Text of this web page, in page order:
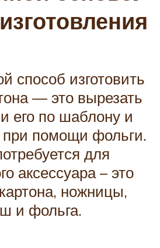
способ изготовить
— это вырезать
его по шаблону и
при помощи фольги.
для
аксессуара – это
ножницы,
и фольга.